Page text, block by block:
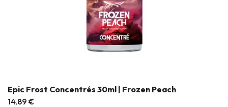
Epic Frost Concentrés 30ml | Frozen Peach
14,89 €